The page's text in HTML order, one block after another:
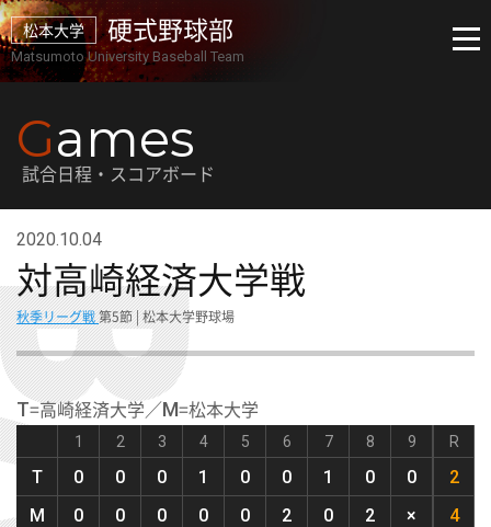
松本大学 硬式野球部
Matsumoto University Baseball Team
Games
試合日程・スコアボード
2020.10.04
対高崎経済大学戦
秋季リーグ戦第5節 | 松本大学野球場
T=高崎経済大学／M=松本大学
T
M
1
0
0
2
0
0
3
0
0
4
1
0
5
0
0
6
0
2
7
1
0
8
0
2
9
0
×
R
2
4